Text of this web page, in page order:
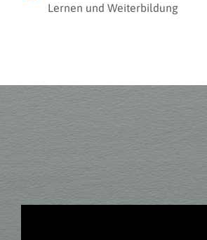
Lernen und Weiterbildung